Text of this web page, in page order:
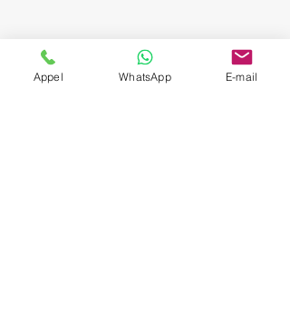
Appel WhatsApp E-mail